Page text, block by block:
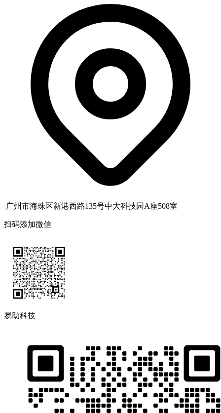
广州市海珠区新港西路135号中大科技园A座508室
扫码添加微信
易助科技